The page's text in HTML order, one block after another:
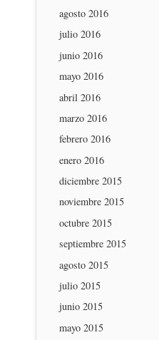
agosto 2016
julio 2016
junio 2016
mayo 2016
abril 2016
marzo 2016
febrero 2016
enero 2016
diciembre 2015
noviembre 2015
octubre 2015
septiembre 2015
agosto 2015
julio 2015
junio 2015
mayo 2015